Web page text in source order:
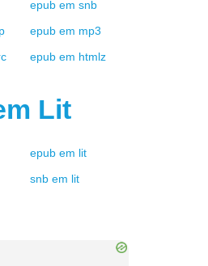
epub em snb
epub em mp3
epub em htmlz
Lit
epub em lit
snb em lit